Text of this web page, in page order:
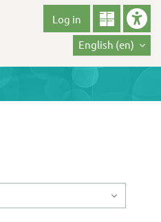
Log in
English ‎(en)‎